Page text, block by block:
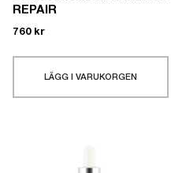
REPAIR
760 kr
LÄGG I VARUKORGEN